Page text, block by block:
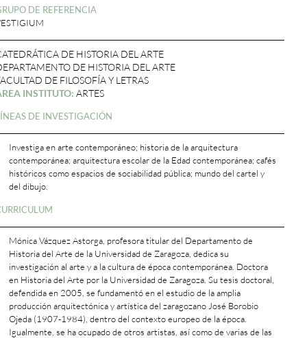
DE REFERENCIA
DE HISTORIA DEL ARTE
DE HISTORIA DEL ARTE
DE FILOSOFÍA Y LETRAS
INSTITUTO: ARTES
DE INVESTIGACIÓN
Investiga en arte contemporáneo; historia de la arquitectura
contemporánea; arquitectura escolar de la Edad contemporánea; cafés
históricos como espacios de sociabilidad pública; mundo del cartel y
del dibujo.
Mónica Vázquez Astorga, profesora titular del Departamento de
Historia del Arte de la Universidad de Zaragoza, dedica su
investigación al arte y a la cultura de época contemporánea. Doctora
en Historia del Arte por la Universidad de Zaragoza. Su tesis doctoral,
defendida en 2005, se fundamentó en el estudio de la amplia
producción arquitectónica y artística del zaragozano José Borobio
Ojeda (1907-1984), dentro del contexto europeo de la época.
Igualmente, se ha ocupado de otros artistas, así como de varias de las